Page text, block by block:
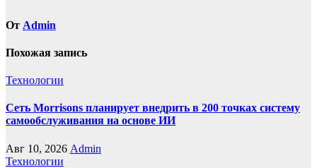
От Admin
Похожая запись
Технологии
Сеть Morrisons планирует внедрить в 200 точках систему
самообслуживания на основе ИИ
Авг 10, 2026 Admin
Технологии